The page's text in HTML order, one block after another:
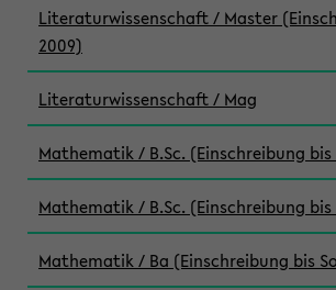
Literaturwissenschaft / Master
2009)
Literaturwissenschaft / Mag
Mathematik / B.Sc. (Einschreibung bis
Mathematik / B.Sc. (Einschreibung bis
Mathematik / Ba (Einschreibung bis